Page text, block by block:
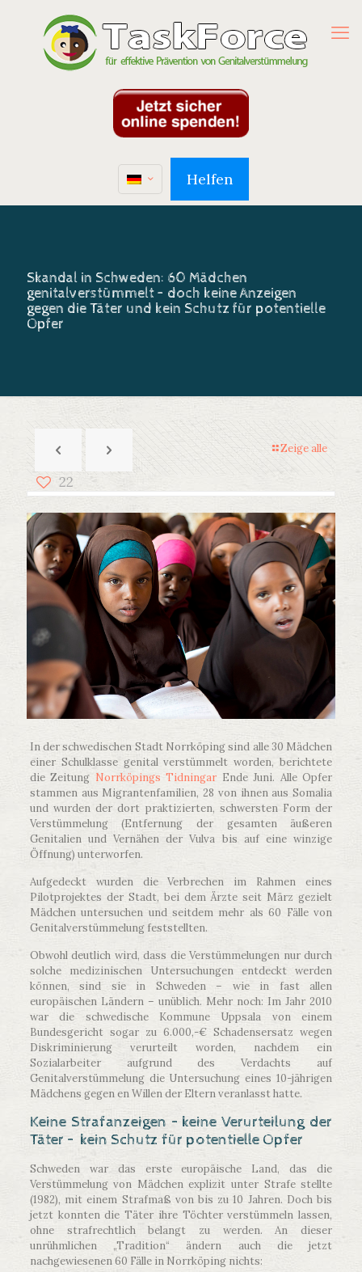
Helfen
Skandal in Schweden: 60 Mädchen
genitalverstümmelt – doch keine Anzeigen
gegen die Täter und kein Schutz für potentielle
Opfer
Zeige alle
22
In der schwedischen Stadt Norrköping sind alle 30 Mädchen
einer Schulklasse genital verstümmelt worden, berichtete
die Zeitung Norrköpings Tidningar Ende Juni. Alle Opfer
stammen aus Migrantenfamilien, 28 von ihnen aus Somalia
und wurden der dort praktizierten, schwersten Form der
Verstümmelung (Entfernung der gesamten äußeren
Genitalien und Vernähen der Vulva bis auf eine winzige
Öffnung) unterworfen.
Aufgedeckt wurden die Verbrechen im Rahmen eines
Pilotprojektes der Stadt, bei dem Ärzte seit März gezielt
Mädchen untersuchen und seitdem mehr als 60 Fälle von
Genitalverstümmelung feststellten.
Obwohl deutlich wird, dass die Verstümmelungen nur durch
solche medizinischen Untersuchungen entdeckt werden
können, sind sie in Schweden – wie in fast allen
europäischen Ländern – unüblich. Mehr noch: Im Jahr 2010
war die schwedische Kommune Uppsala von einem
Bundesgericht sogar zu 6.000,-€ Schadensersatz wegen
Diskriminierung verurteilt worden, nachdem ein
Sozialarbeiter aufgrund des Verdachts auf
Genitalverstümmelung die Untersuchung eines 10-jährigen
Mädchens gegen en Willen der Eltern veranlasst hatte.
Keine Strafanzeigen – keine Verurteilung der
Täter – kein Schutz für potentielle Opfer
Schweden war das erste europäische Land, das die
Verstümmelung von Mädchen explizit unter Strafe stellte
(1982), mit einem Strafmaß von bis zu 10 Jahren. Doch bis
jetzt konnten die Täter ihre Töchter verstümmeln lassen,
ohne strafrechtlich belangt zu werden. An dieser
unrühmlichen „Tradition“ ändern auch die jetzt
nachgewiesenen 60 Fälle in Norrköping nichts: